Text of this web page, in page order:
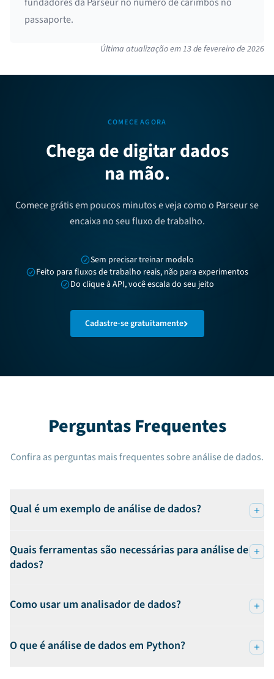
passaporte.
Última atualização em13 de fevereiro de 2026
COMECE AGORA
Chega de digitar dados
na mão.
Comece grátis em poucos minutos e veja como o Parseur se
encaixa no seu fluxo de trabalho.
Sem precisar treinar modelo
Feito para fluxos de trabalho reais, não para experimentos
Do clique à API, você escala do seu jeito
Cadastre-se gratuitamente
Perguntas Frequentes
Confira as perguntas mais frequentes sobre análise de dados.
Qual é um exemplo de análise de dados?
Quais ferramentas são necessárias para análise de
dados?
Como usar um analisador de dados?
O que é análise de dados em Python?